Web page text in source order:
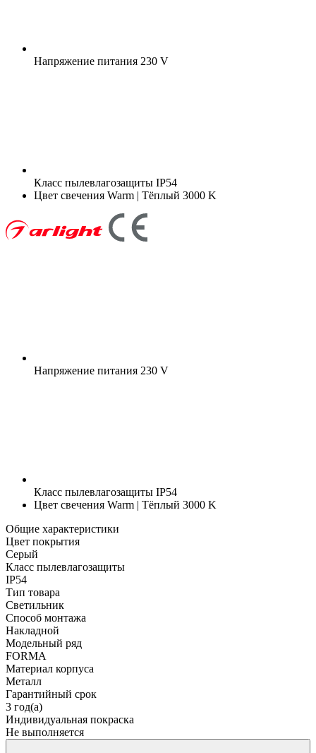
Напряжение питания 230 V
Класс пылевлагозащиты IP54
Цвет свечения Warm | Тёплый 3000 K
Напряжение питания 230 V
Класс пылевлагозащиты IP54
Цвет свечения Warm | Тёплый 3000 K
Общие характеристики
Цвет покрытия
Серый
Класс пылевлагозащиты
IP54
Тип товара
Светильник
Способ монтажа
Накладной
Модельный ряд
FORMA
Материал корпуса
Металл
Гарантийный срок
3 год(а)
Индивидуальная покраска
Не выполняется